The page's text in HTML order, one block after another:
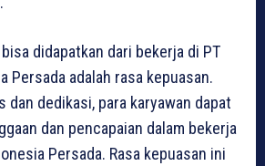
didapatkan dari bekerja di PT
Persada adalah rasa kepuasan.
dan dedikasi, para karyawan dapat
dan pencapaian dalam bekerja
Persada. Rasa kepuasan ini